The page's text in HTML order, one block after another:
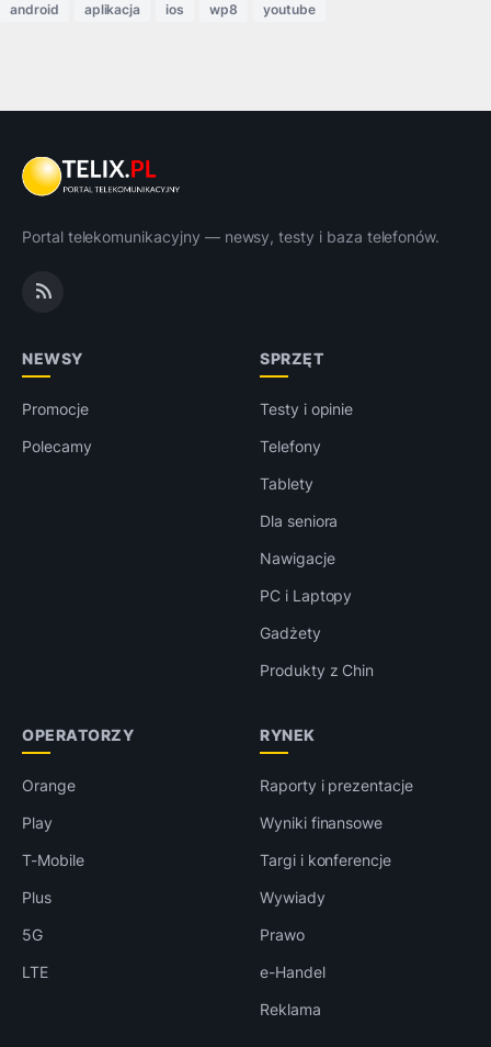
android aplikacja ios wp8 youtube
Portal telekomunikacyjny — newsy, testy i baza telefonów.
NEWSY
Promocje
Polecamy
SPRZĘT
Testy i opinie
Telefony
Tablety
Dla seniora
Nawigacje
PC i Laptopy
Gadżety
Produkty z Chin
OPERATORZY
Orange
Play
T-Mobile
Plus
5G
LTE
RYNEK
Raporty i prezentacje
Wyniki finansowe
Targi i konferencje
Wywiady
Prawo
e-Handel
Reklama